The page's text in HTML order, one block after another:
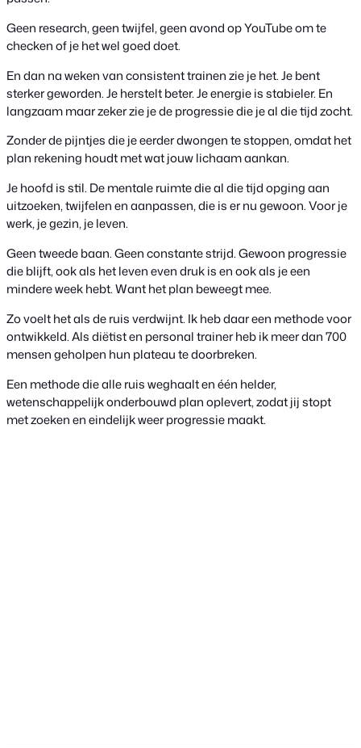
Geen research, geen twijfel, geen avond op YouTube om te
checken of je het wel goed doet.
En dan na weken van consistent trainen zie je het. Je bent
sterker geworden. Je herstelt beter. Je energie is stabieler. En
langzaam maar zeker zie je de progressie die je al die tijd zocht.
Zonder de pijntjes die je eerder dwongen te stoppen, omdat het
plan rekening houdt met wat jouw lichaam aankan.
Je hoofd is stil. De mentale ruimte die al die tijd opging aan
uitzoeken, twijfelen en aanpassen, die is er nu gewoon. Voor je
werk, je gezin, je leven.
Geen tweede baan. Geen constante strijd. Gewoon progressie
die blijft, ook als het leven even druk is en ook als je een
mindere week hebt. Want het plan beweegt mee.
Zo voelt het als de ruis verdwijnt. Ik heb daar een methode voor
ontwikkeld. Als diëtist en personal trainer heb ik meer dan 700
mensen geholpen hun plateau te doorbreken.
Een methode die alle ruis weghaalt en één helder,
wetenschappelijk onderbouwd plan oplevert, zodat jij stopt
met zoeken en eindelijk weer progressie maakt.